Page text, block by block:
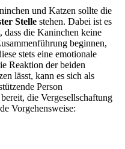
und Katzen sollte die
Stelle stehen. Dabei ist es
dass die Kaninchen keine
beginnen,
stets eine emotionale
Reaktion der beiden
lässt, kann es sich als
Person
die Vergesellschaftung
Vorgehensweise: